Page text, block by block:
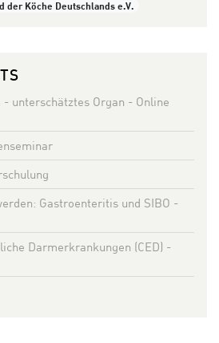
der Köche Deutschlands e.V.
- unterschätztes Organ - Online
Gastroenteritis und SIBO -
Darmerkrankungen (CED) -